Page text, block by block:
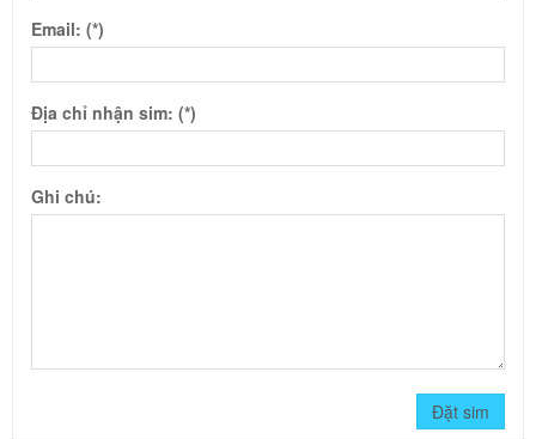
Email: (*)
Địa chỉ nhận sim: (*)
Ghi chú:
Đặt sim